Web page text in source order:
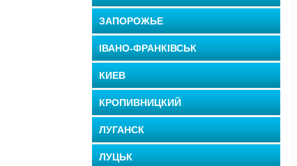
ЗАПОРОЖЬЕ
ІВАНО-ФРАНКІВСЬК
КИЕВ
КРОПИВНИЦКИЙ
ЛУГАНСК
ЛУЦЬК